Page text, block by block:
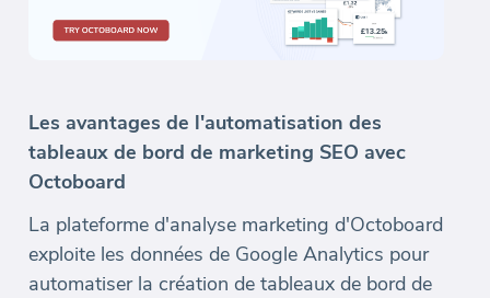
Les avantages de l'automatisation des
tableaux de bord de marketing SEO avec
Octoboard
La plateforme d'analyse marketing d'Octoboard
exploite les données de Google Analytics pour
automatiser la création de tableaux de bord de